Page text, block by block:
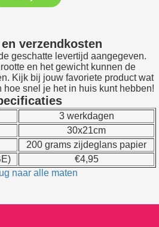
verzendkosten
geschatte levertijd aangegeven.
en het gewicht kunnen de
Kijk bij jouw favoriete product wat
snel je het in huis kunt hebben!
3 werkdagen
30x21cm
200 grams zijdeglans papier
€4,95
naar alle maten